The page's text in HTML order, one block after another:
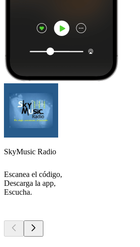
SkyMusic Radio
Escanea el código,
Descarga la app,
Escucha.